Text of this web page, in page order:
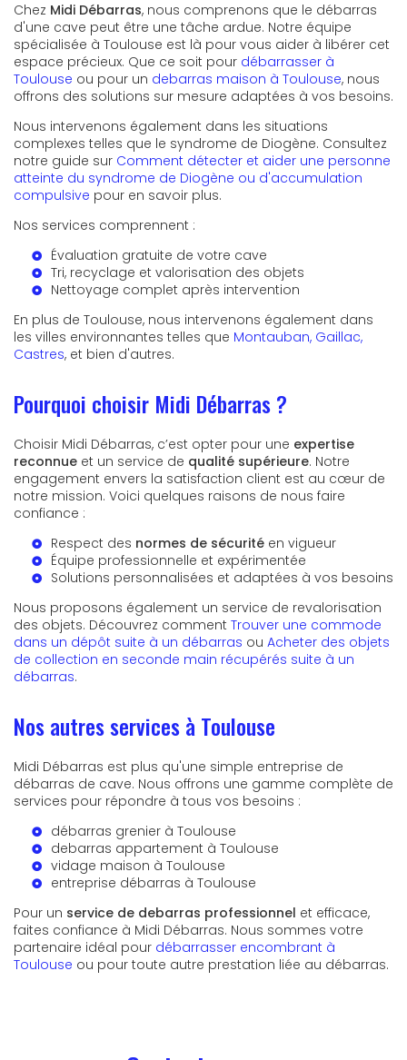
Chez Midi Débarras, nous comprenons que le débarras
d'une cave peut être une tâche ardue. Notre équipe
spécialisée à Toulouse est là pour vous aider à libérer cet
espace précieux. Que ce soit pour débarrasser à
Toulouse ou pour un debarras maison à Toulouse, nous
offrons des solutions sur mesure adaptées à vos besoins.
Nous intervenons également dans les situations
complexes telles que le syndrome de Diogène. Consultez
notre guide sur Comment détecter et aider une personne
atteinte du syndrome de Diogène ou d'accumulation
compulsive pour en savoir plus.
Nos services comprennent :
Évaluation gratuite de votre cave
Tri, recyclage et valorisation des objets
Nettoyage complet après intervention
En plus de Toulouse, nous intervenons également dans
les villes environnantes telles que Montauban, Gaillac,
Castres, et bien d'autres.
Pourquoi choisir Midi Débarras ?
Choisir Midi Débarras, c’est opter pour une expertise
reconnue et un service de qualité supérieure. Notre
engagement envers la satisfaction client est au cœur de
notre mission. Voici quelques raisons de nous faire
confiance :
Respect des normes de sécurité en vigueur
Équipe professionnelle et expérimentée
Solutions personnalisées et adaptées à vos besoins
Nous proposons également un service de revalorisation
des objets. Découvrez comment Trouver une commode
dans un dépôt suite à un débarras ou Acheter des objets
de collection en seconde main récupérés suite à un
débarras.
Nos autres services à Toulouse
Midi Débarras est plus qu'une simple entreprise de
débarras de cave. Nous offrons une gamme complète de
services pour répondre à tous vos besoins :
débarras grenier à Toulouse
debarras appartement à Toulouse
vidage maison à Toulouse
entreprise débarras à Toulouse
Pour un service de debarras professionnel et efficace,
faites confiance à Midi Débarras. Nous sommes votre
partenaire idéal pour débarrasser encombrant à
Toulouse ou pour toute autre prestation liée au débarras.